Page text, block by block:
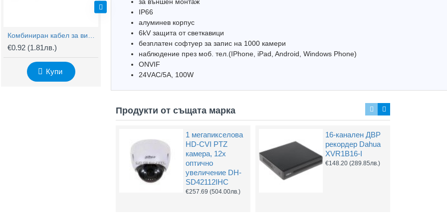
€0.92 (1.81лв.)
Купи
BNC Kонектор с Винт
€0.61(1.20лв.)
Купи
€0.61(1.20лв.)
за външен монтаж
IP66
алуминев корпус
6kV защита от светкавици
безплатен софтуер за запис на 1000 камери
наблюдение през моб. тел.(IPhone, iPad, Android, Windows Phone)
ONVIF
24VАC/5А, 100W
Продукти от същата марка
1 мегапикселова
HD-CVI PTZ
камера, 12х
оптично
увеличение DH-
SD42112IHC
€257.69 (504.00лв.)
16-канален ДВР
рекордер Dahua
XVR1B16-I
€148.20 (289.85лв.)